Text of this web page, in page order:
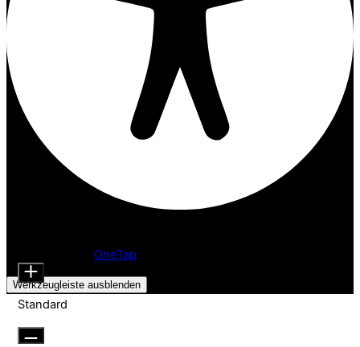
OneTap
Werkzeugleiste ausblenden
Standard